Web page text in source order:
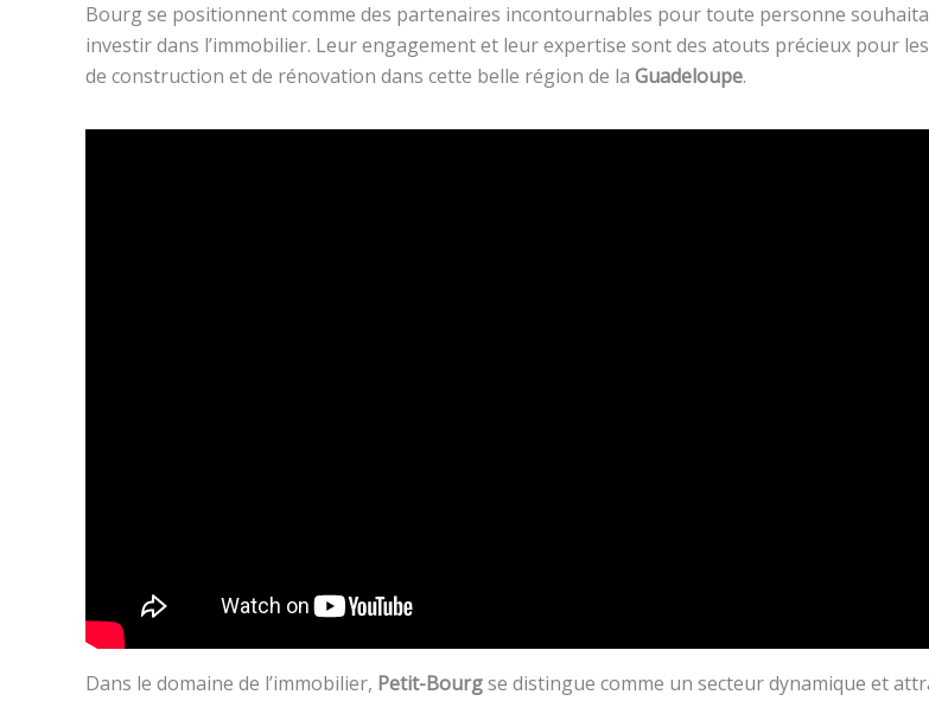
Bourg se positionnent comme des partenaires incontournables pour toute personne
investir dans l’immobilier. Leur engagement et leur expertise sont des atouts précieux pour
de construction et de rénovation dans cette belle région de la Guadeloupe.
Dans le domaine de l’immobilier, Petit-Bourgse distingue comme un secteur dynamique et